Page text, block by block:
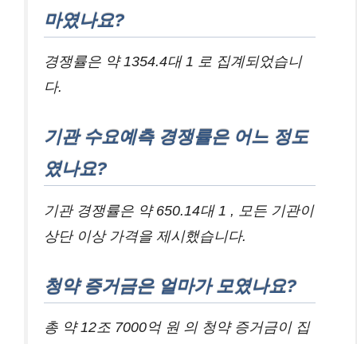
마였나요?
경쟁률은 약 1354.4대 1 로 집계되었습니
다.
기관 수요예측 경쟁률은 어느 정도
였나요?
기관 경쟁률은 약 650.14대 1 , 모든 기관이
상단 이상 가격을 제시했습니다.
청약 증거금은 얼마가 모였나요?
총 약 12조 7000억 원 의 청약 증거금이 집